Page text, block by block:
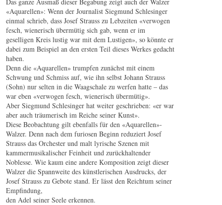
«Aquarellen»: Wenn der Journalist Siegmund Schlesinger
einmal schrieb, dass Josef Strauss zu Lebzeiten «verwogen
fesch, wienerisch übermütig sich gab, wenn er im
geselligen Kreis lustig war mit dem Lustigen», so könnte er
dabei zum Beispiel an den ersten Teil dieses Werkes gedacht
haben.
Denn die «Aquarellen» trumpfen zunächst mit einem
Schwung und Schmiss auf, wie ihn selbst Johann Strauss
(Sohn) nur selten in die Waagschale zu werfen hatte – das
war eben «verwogen fesch, wienerisch übermütig».
Aber Siegmund Schlesinger hat weiter geschrieben: «er war
aber auch träumerisch im Reiche seiner Kunst».
Diese Beobachtung gilt ebenfalls für den «Aquarellen»-
Walzer. Denn nach dem furiosen Beginn reduziert Josef
Strauss das Orchester und malt lyrische Szenen mit
kammermusikalischer Feinheit und zurückhaltender
Noblesse. Wie kaum eine andere Komposition zeigt dieser
Walzer die Spannweite des künstlerischen Ausdrucks, der
Josef Strauss zu Gebote stand. Er lässt den Reichtum seiner
Empfindung,
den Adel seiner Seele erkennen.